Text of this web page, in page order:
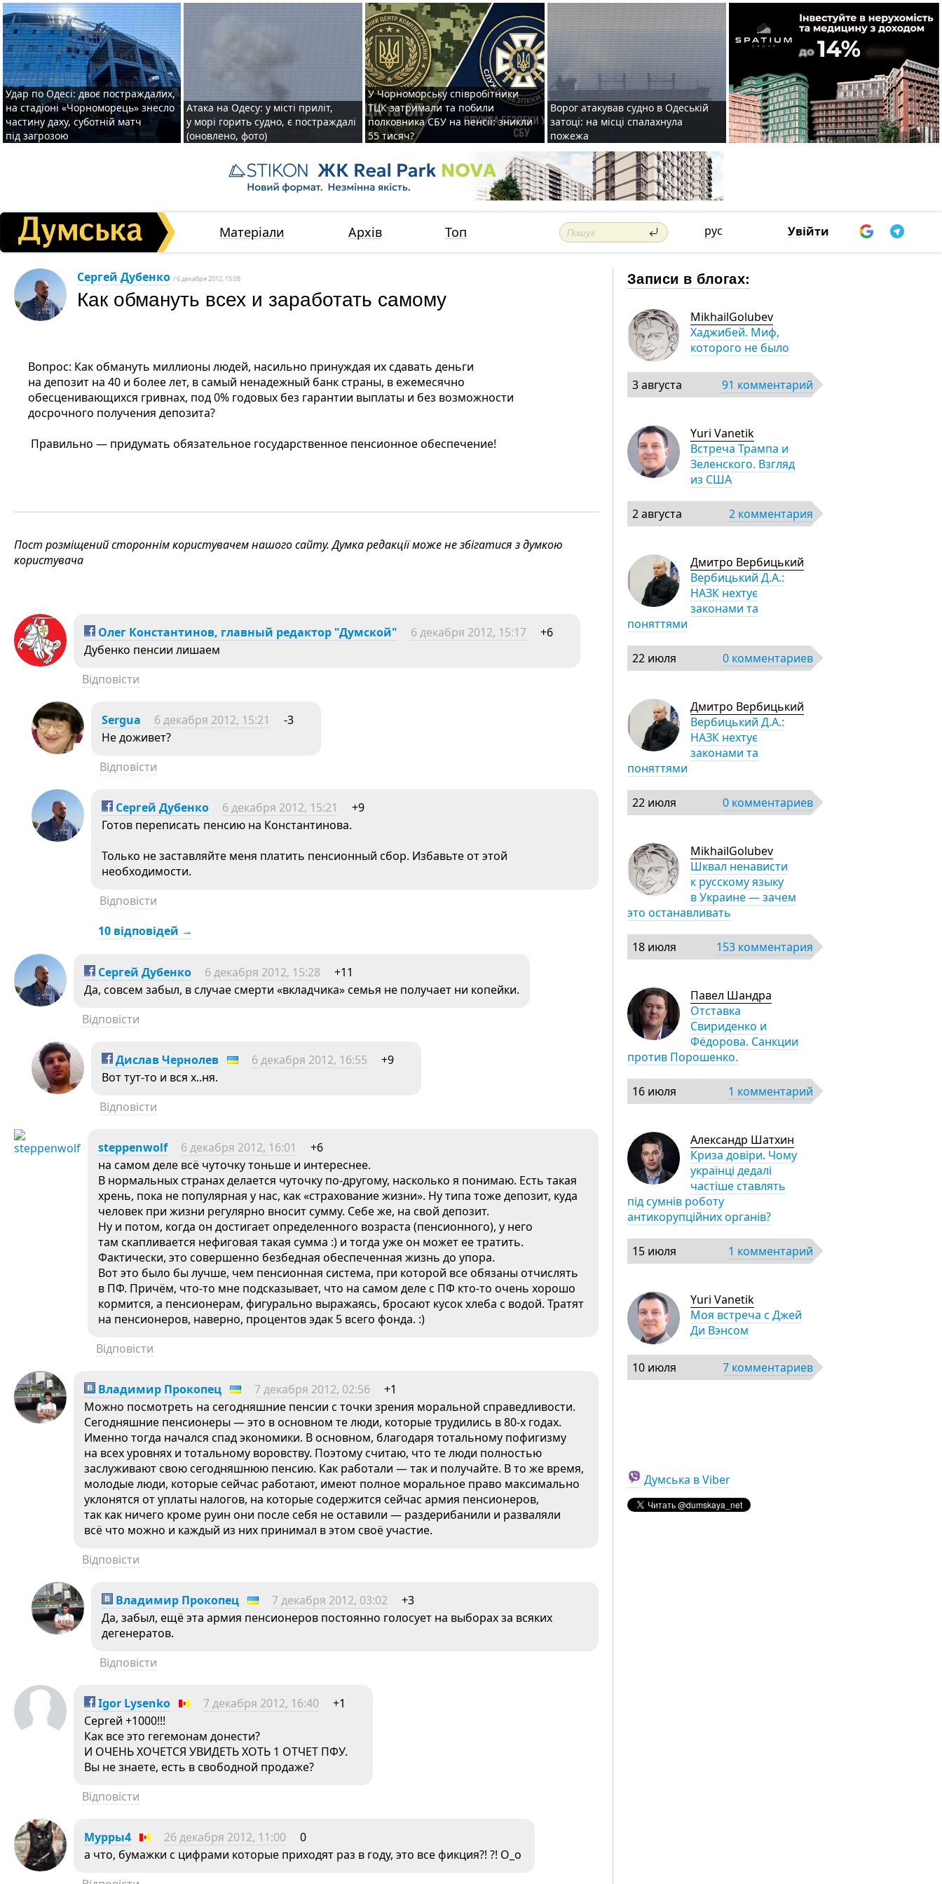
Удар по Одесі: двоє постраждалих,
на стадіоні «Чорноморець» знесло
частину даху, суботній матч
під загрозою
Атака на Одесу: у місті приліт,
у морі горить судно, є постраждалі
(оновлено, фото)
У Чорноморську співробітники
ТЦК затримали та побили
полковника СБУ на пенсії: зникли
55 тисяч?
Ворог атакував судно в Одеській
затоці: на місці спалахнула
пожежа
Матеріали Архів Топ рус Увійти
Сергей Дубенко / 6 декабря 2012, 15:08
Как обмануть всех и заработать самому
Вопрос: Как обмануть миллионы людей, насильно принуждая их сдавать деньги
на депозит на 40 и более лет, в самый ненадежный банк страны, в ежемесячно
обесценивающихся гривнах, под 0% годовых без гарантии выплаты и без возможности
досрочного получения депозита?
Правильно — придумать обязательное государственное пенсионное обеспечение!
Пост розміщений стороннім користувачем нашого сайту. Думка редакції може не збігатися з думкою
користувача
Олег Константинов, главный редактор "Думской" 6 декабря 2012, 15:17
+6
Дубенко пенсии лишаем
Відповісти
Sergua 6 декабря 2012, 15:21
-3
Не доживет?
Відповісти
Сергей Дубенко 6 декабря 2012, 15:21
+9
Готов переписать пенсию на Константинова.
Только не заставляйте меня платить пенсионный сбор. Избавьте от этой
необходимости.
Відповісти
10 відповідей →
Сергей Дубенко 6 декабря 2012, 15:28
+11
Да, совсем забыл, в случае смерти «вкладчика» семья не получает ни копейки.
Відповісти
Дислав Чернолев 6 декабря 2012, 16:55
+9
Вот тут-то и вся х..ня.
Відповісти
steppenwolf 6 декабря 2012, 16:01
+6
на самом деле всё чуточку тоньше и интереснее.
В нормальных странах делается чуточку по-другому, насколько я понимаю. Есть такая
хрень, пока не популярная у нас, как «страхование жизни». Ну типа тоже депозит, куда
человек при жизни регулярно вносит сумму. Себе же, на свой депозит.
Ну и потом, когда он достигает определенного возраста (пенсионного), у него
там скапливается нефиговая такая сумма :) и тогда уже он может ее тратить.
Фактически, это совершенно безбедная обеспеченная жизнь до упора.
Вот это было бы лучше, чем пенсионная система, при которой все обязаны отчислять
в ПФ. Причём, что-то мне подсказывает, что на самом деле с ПФ кто-то очень хорошо
кормится, а пенсионерам, фигурально выражаясь, бросают кусок хлеба с водой. Тратят
на пенсионеров, наверно, процентов эдак 5 всего фонда. :)
Відповісти
Владимир Прокопец 7 декабря 2012, 02:56
+1
Можно посмотреть на сегодняшние пенсии с точки зрения моральной справедливости.
Сегодняшние пенсионеры — это в основном те люди, которые трудились в 80-х годах.
Именно тогда начался спад экономики. В основном, благодаря тотальному пофигизму
на всех уровнях и тотальному воровству. Поэтому считаю, что те люди полностью
заслуживают свою сегодняшнюю пенсию. Как работали — так и получайте. В то же время,
молодые люди, которые сейчас работают, имеют полное моральное право максимально
уклонятся от уплаты налогов, на которые содержится сейчас армия пенсионеров,
так как ничего кроме руин они после себя не оставили — раздерибанили и разваляли
всё что можно и каждый из них принимал в этом своё участие.
Відповісти
Владимир Прокопец 7 декабря 2012, 03:02
+3
Да, забыл, ещё эта армия пенсионеров постоянно голосует на выборах за всяких
дегенератов.
Відповісти
Igor Lysenko 7 декабря 2012, 16:40
+1
Сергей +1000!!!
Как все это гегемонам донести?
И ОЧЕНЬ ХОЧЕТСЯ УВИДЕТЬ ХОТЬ 1 ОТЧЕТ ПФУ.
Вы не знаете, есть в свободной продаже?
Відповісти
Мурры4 26 декабря 2012, 11:00
0
а что, бумажки с цифрами которые приходят раз в году, это все фикция?! ?! О_о
Записи в блогах:
MikhailGolubev
Хаджибей. Миф,
которого не было
3 августа 91 комментарий
Yuri Vanetik
Встреча Трампа и
Зеленского. Взгляд
из США
2 августа 2 комментария
Дмитро Вербицький
Вербицький Д.А.:
НАЗК нехтує
законами та
поняттями
22 июля 0 комментариев
Дмитро Вербицький
Вербицький Д.А.:
НАЗК нехтує
законами та
поняттями
22 июля 0 комментариев
MikhailGolubev
Шквал ненависти
к русскому языку
в Украине — зачем
это останавливать
18 июля 153 комментария
Павел Шандра
Отставка
Свириденко и
Фёдорова. Санкции
против Порошенко.
16 июля 1 комментарий
Александр Шатхин
Криза довіри. Чому
українці дедалі
частіше ставлять
під сумнів роботу
антикорупційних органів?
15 июля 1 комментарий
Yuri Vanetik
Моя встреча с Джей
Ди Вэнсом
10 июля 7 комментариев
Думська в Viber